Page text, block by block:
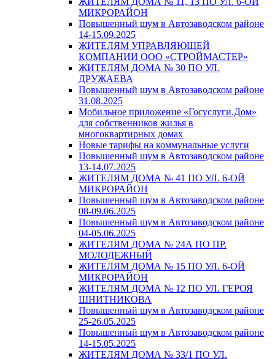
МИКРОРАЙОН
Повышенный шум в Автозаводском районе
14-15.09.2025
ЖИТЕЛЯМ УПРАВЛЯЮЩЕЙ
КОМПАНИИ ООО «СТРОЙМАСТЕР»
ЖИТЕЛЯМ ДОМА № 30 ПО УЛ.
ДРУЖАЕВА
Повышенный шум в Автозаводском районе
31.08.2025
Мобильное приложение «Госуслуги.Дом»
для собственников жилья в
многоквартирных домах
Новые тарифы на коммунальные услуги
Повышенный шум в Автозаводском районе
13-14.07.2025
ЖИТЕЛЯМ ДОМА № 41 ПО УЛ. 6-ОЙ
МИКРОРАЙОН
Повышенный шум в Автозаводском районе
08-09.06.2025
Повышенный шум в Автозаводском районе
04-05.06.2025
ЖИТЕЛЯМ ДОМА № 24А ПО ПР.
МОЛОДЕЖНЫЙ
ЖИТЕЛЯМ ДОМА № 15 ПО УЛ. 6-ОЙ
МИКРОРАЙОН
ЖИТЕЛЯМ ДОМА № 12 ПО УЛ. ГЕРОЯ
ШНИТНИКОВА
Повышенный шум в Автозаводском районе
25-26.05.2025
Повышенный шум в Автозаводском районе
14-15.05.2025
ЖИТЕЛЯМ ДОМА № 33/1 ПО УЛ.